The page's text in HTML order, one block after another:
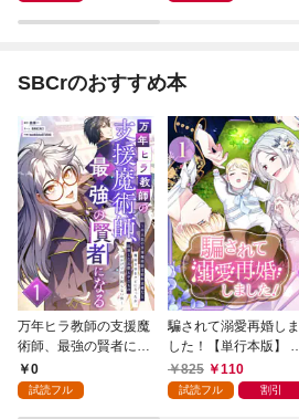
SBCrのおすすめ本
万年ヒラ教師の支援魔
術師、最強の賢者にな
る～不人気の支援魔術
師は給料泥棒だと魔術
0
試読フル
騙されて溺愛再婚しま
した！【単行本版】 1
巻825 110
試読フル 割引